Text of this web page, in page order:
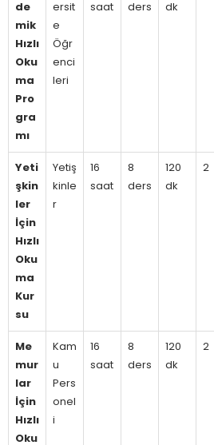
de
mik
Hızlı
Oku
ma
Pro
gra
mı
ersit
e
Öğr
enci
leri
saat ders dk
Yeti
şkin
ler
İçin
Hızlı
Oku
ma
Kur
su
Yetiş
kinle
r
16
saat
8
ders
120
dk
2
Me
mur
lar
İçin
Hızlı
Oku
Kam
u
Pers
onel
i
16
saat
8
ders
120
dk
2